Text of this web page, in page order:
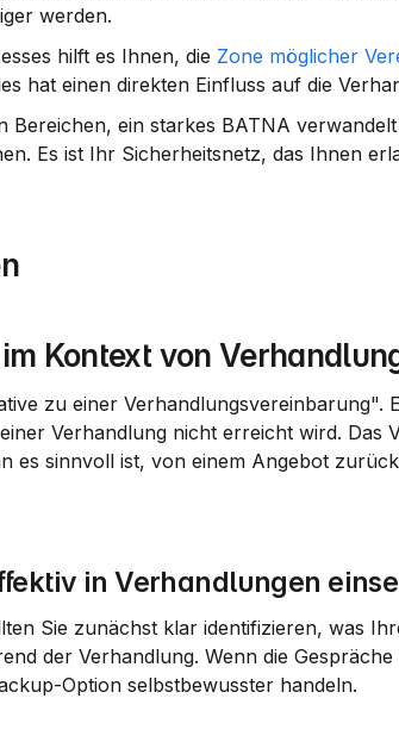
werden.
hilft es Ihnen, die Zone möglicher
hat einen direkten Einfluss auf die
Bereichen, ein starkes BATNA
Es ist Ihr Sicherheitsnetz, das Ihnen
Kontext von
zu einer Verhandlungsvereinbarung".
es sinnvoll ist, von einem Angebot
in Verhandlungen
Sie zunächst klar identifizieren, was
der Verhandlung. Wenn die
Option selbstbewusster handeln.